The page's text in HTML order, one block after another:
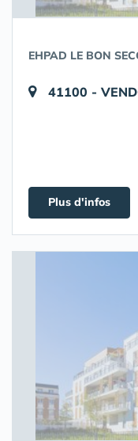
EHPAD LE BON
41100 -
Plus d'infos